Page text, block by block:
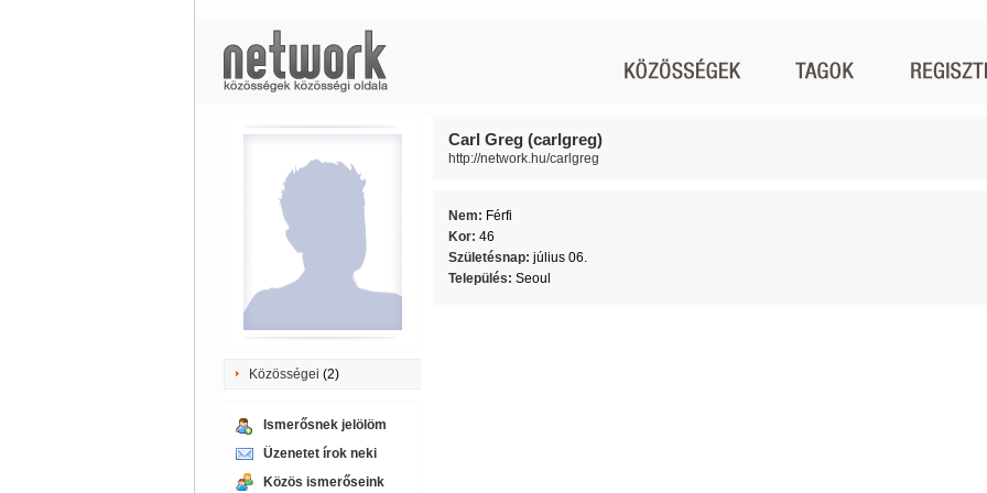
Közösségei (2)
Ismerősnek jelölöm
Üzenetet írok neki
Közös ismerőseink
Carl Greg (carlgreg)
http://network.hu/carlgreg
Nem: Férfi
Kor: 46
Születésnap: július 06.
Település: Seoul